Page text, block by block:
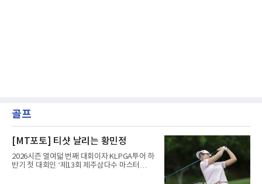
골프
[MT포토] 티샷 날리는 황민정
2026시즌 열여덟 번째 대회이자 KLPGA투어 하
반기 첫 대회인 ‘제13회 제주삼다수 마스터